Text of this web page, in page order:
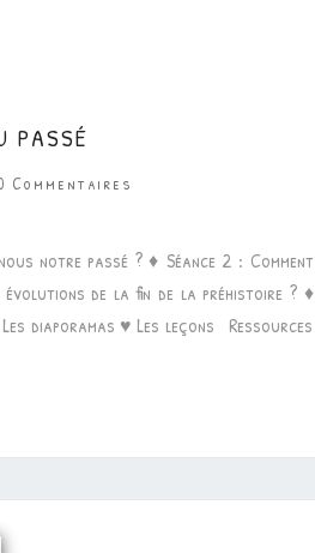
PASSÉ
Commentaires
notre passé ? ♦ Séance 2 : Comment
évolutions de la fin de la préhistoire ? ♦
diaporamas ♥ Les leçons Ressources